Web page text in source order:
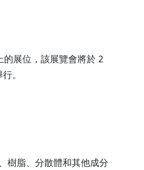
展位，該展覽會將於 2
。
樹脂、分散體和其他成分